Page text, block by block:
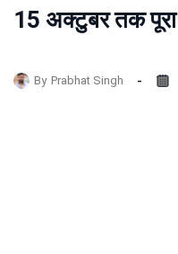
15 अक्टुबर तक पूरा
By Prabhat Singh